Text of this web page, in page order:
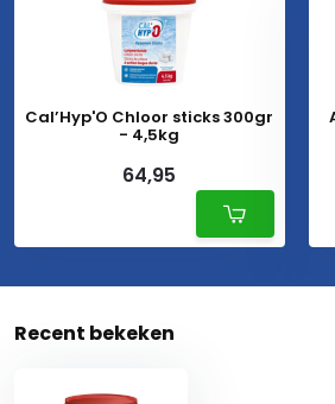
Cal’Hyp'O Chloor sticks 300gr
- 4,5kg
64,95
Recent bekeken